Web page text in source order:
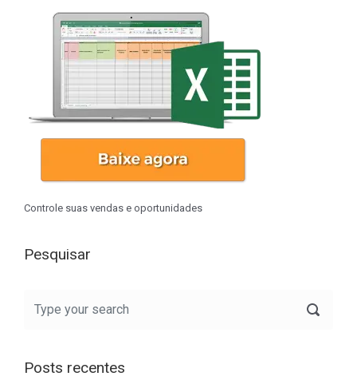
Controle suas vendas e oportunidades
Pesquisar
Posts recentes